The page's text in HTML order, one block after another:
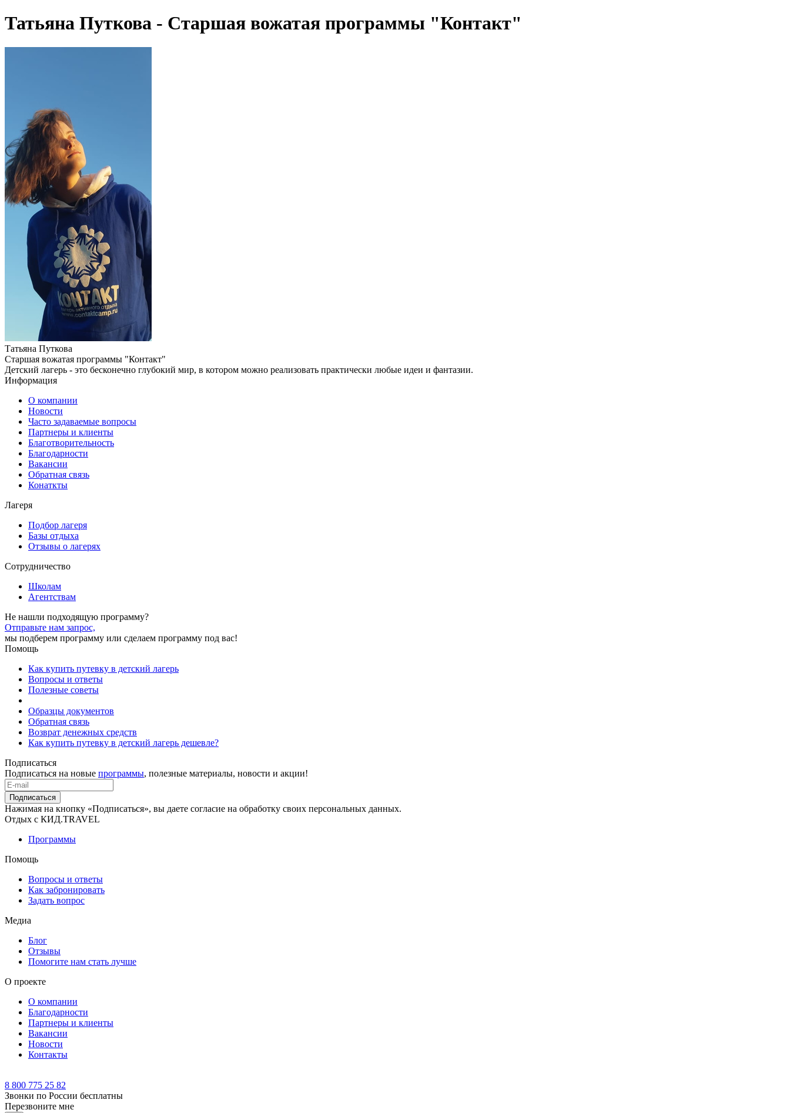
Татьяна Путкова - Старшая вожатая программы "Контакт"
Татьяна Путкова
Старшая вожатая программы "Контакт"
Детский лагерь - это бесконечно глубокий мир, в котором можно реализовать практически любые идеи и фантазии.
Информация
О компании
Новости
Часто задаваемые вопросы
Партнеры и клиенты
Благотворительность
Благодарности
Вакансии
Обратная связь
Конаткты
Лагеря
Подбор лагеря
Базы отдыха
Отзывы о лагерях
Сотрудничество
Школам
Агентствам
Не нашли подходящую программу?
Отправьте нам запрос,
мы подберем программу или сделаем программу под вас!
Помощь
Как купить путевку в детский лагерь
Вопросы и ответы
Полезные советы
Образцы документов
Обратная связь
Возврат денежных средств
Как купить путевку в детский лагерь дешевле?
Подписаться
Подписаться на новые программы, полезные материалы, новости и акции!
Подписаться
Нажимая на кнопку «Подписаться», вы даете согласие на обработку своих персональных данных.
Отдых с КИД.TRAVEL
Программы
Помощь
Вопросы и ответы
Как забронировать
Задать вопрос
Медиа
Блог
Отзывы
Помогите нам стать лучше
О проекте
О компании
Благодарности
Партнеры и клиенты
Вакансии
Новости
Контакты
8 800 775 25 82
Звонки по России бесплатны
Перезвоните мне